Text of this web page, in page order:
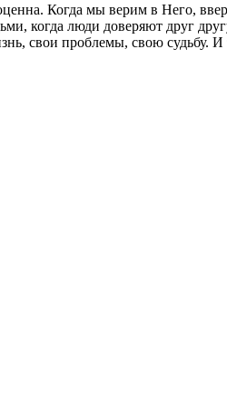
Когда мы верим в Него,
когда люди доверяют друг
свои проблемы, свою судьбу.